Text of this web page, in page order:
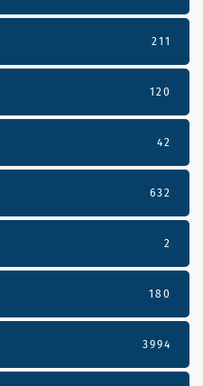
211
120
42
632
2
180
3994